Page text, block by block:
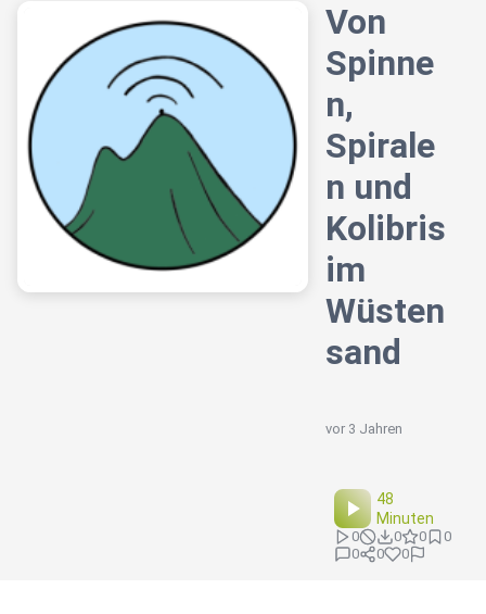
Von
Spinne
n,
Spirale
n und
Kolibris
im
Wüsten
sand
vor 3 Jahren
48
Minuten
0 0 0
0
0
0 0